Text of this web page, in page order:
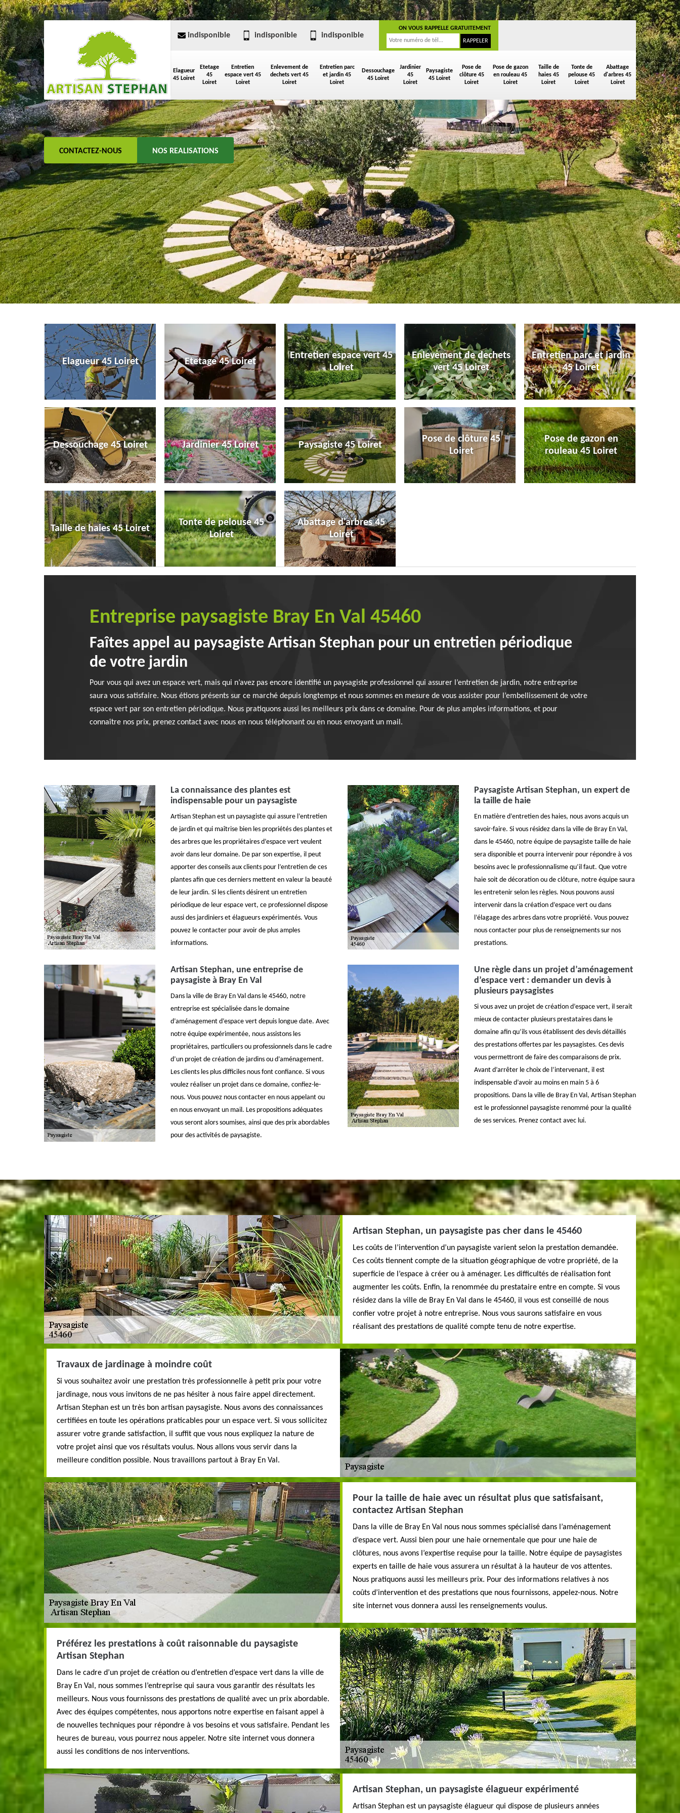
Elagueur
45 Loiret
Etetage
45
Loiret
Entretien
espace vert 45
Loiret
Enlevement de
dechets vert 45
Loiret
Entretien parc
et jardin 45
Loiret
Dessouchage
45 Loiret
Jardinier
45
Loiret
Paysagiste
45 Loiret
Pose de
clôture 45
Loiret
Pose de gazon
en rouleau 45
Loiret
Taille de
haies 45
Loiret
Tonte de
pelouse 45
Loiret
Abattage
d'arbres 45
Loiret
indisponible indisponible indisponible
ON VOUS RAPPELLE GRATUITEMENT
CONTACTEZ-NOUS NOS REALISATIONS
Elagueur 45 Loiret Etetage 45 Loiret
Entretien espace vert 45
Loiret
Enlevement de dechets
vert 45 Loiret
Entretien parc et jardin
45 Loiret
Dessouchage 45 Loiret Jardinier 45 Loiret Paysagiste 45 Loiret
Pose de clôture 45
Loiret
Pose de gazon en
rouleau 45 Loiret
Taille de haies 45 Loiret
Tonte de pelouse 45
Loiret
Abattage d'arbres 45
Loiret
Entreprise paysagiste Bray En Val 45460
Faîtes appel au paysagiste Artisan Stephan pour un entretien périodique
de votre jardin
Pour vous qui avez un espace vert, mais qui n’avez pas encore identifié un paysagiste professionnel qui assurer l’entretien de jardin, notre entreprise
saura vous satisfaire. Nous étions présents sur ce marché depuis longtemps et nous sommes en mesure de vous assister pour l’embellissement de votre
espace vert par son entretien périodique. Nous pratiquons aussi les meilleurs prix dans ce domaine. Pour de plus amples informations, et pour
connaître nos prix, prenez contact avec nous en nous téléphonant ou en nous envoyant un mail.
La connaissance des plantes est
indispensable pour un paysagiste
Artisan Stephan est un paysagiste qui assure l’entretien
de jardin et qui maîtrise bien les propriétés des plantes et
des arbres que les propriétaires d’espace vert veulent
avoir dans leur domaine. De par son expertise, il peut
apporter des conseils aux clients pour l’entretien de ces
plantes afin que ces derniers mettent en valeur la beauté
de leur jardin. Si les clients désirent un entretien
périodique de leur espace vert, ce professionnel dispose
aussi des jardiniers et élagueurs expérimentés. Vous
pouvez le contacter pour avoir de plus amples
informations.
Paysagiste Artisan Stephan, un expert de
la taille de haie
En matière d’entretien des haies, nous avons acquis un
savoir-faire. Si vous résidez dans la ville de Bray En Val,
dans le 45460, notre équipe de paysagiste taille de haie
sera disponible et pourra intervenir pour répondre à vos
besoins avec le professionnalisme qu’il faut. Que votre
haie soit de décoration ou de clôture, notre équipe saura
les entretenir selon les règles. Nous pouvons aussi
intervenir dans la création d’espace vert ou dans
l’élagage des arbres dans votre propriété. Vous pouvez
nous contacter pour plus de renseignements sur nos
prestations.
Artisan Stephan, une entreprise de
paysagiste à Bray En Val
Dans la ville de Bray En Val dans le 45460, notre
entreprise est spécialisée dans le domaine
d’aménagement d’espace vert depuis longue date. Avec
notre équipe expérimentée, nous assistons les
propriétaires, particuliers ou professionnels dans le cadre
d’un projet de création de jardins ou d’aménagement.
Les clients les plus difficiles nous font confiance. Si vous
voulez réaliser un projet dans ce domaine, confiez-le-
nous. Vous pouvez nous contacter en nous appelant ou
en nous envoyant un mail. Les propositions adéquates
vous seront alors soumises, ainsi que des prix abordables
pour des activités de paysagiste.
Une règle dans un projet d’aménagement
d’espace vert : demander un devis à
plusieurs paysagistes
Si vous avez un projet de création d’espace vert, il serait
mieux de contacter plusieurs prestataires dans le
domaine afin qu’ils vous établissent des devis détaillés
des prestations offertes par les paysagistes. Ces devis
vous permettront de faire des comparaisons de prix.
Avant d’arrêter le choix de l’intervenant, il est
indispensable d’avoir au moins en main 5 à 6
propositions. Dans la ville de Bray En Val, Artisan Stephan
est le professionnel paysagiste renommé pour la qualité
de ses services. Prenez contact avec lui.
Artisan Stephan, un paysagiste pas cher dans le 45460
Les coûts de l’intervention d’un paysagiste varient selon la prestation demandée.
Ces coûts tiennent compte de la situation géographique de votre propriété, de la
superficie de l’espace à créer ou à aménager. Les difficultés de réalisation font
augmenter les coûts. Enfin, la renommée du prestataire entre en compte. Si vous
résidez dans la ville de Bray En Val dans le 45460, il vous est conseillé de nous
confier votre projet à notre entreprise. Nous vous saurons satisfaire en vous
réalisant des prestations de qualité compte tenu de notre expertise.
Travaux de jardinage à moindre coût
Si vous souhaitez avoir une prestation très professionnelle à petit prix pour votre
jardinage, nous vous invitons de ne pas hésiter à nous faire appel directement.
Artisan Stephan est un très bon artisan paysagiste. Nous avons des connaissances
certifiées en toute les opérations praticables pour un espace vert. Si vous sollicitez
assurer votre grande satisfaction, il suffit que vous nous expliquez la nature de
votre projet ainsi que vos résultats voulus. Nous allons vous servir dans la
meilleure condition possible. Nous travaillons partout à Bray En Val.
Pour la taille de haie avec un résultat plus que satisfaisant,
contactez Artisan Stephan
Dans la ville de Bray En Val nous nous sommes spécialisé dans l’aménagement
d’espace vert. Aussi bien pour une haie ornementale que pour une haie de
clôtures, nous avons l’expertise requise pour la taille. Notre équipe de paysagistes
experts en taille de haie vous assurera un résultat à la hauteur de vos attentes.
Nous pratiquons aussi les meilleurs prix. Pour des informations relatives à nos
coûts d’intervention et des prestations que nous fournissons, appelez-nous. Notre
site internet vous donnera aussi les renseignements voulus.
Préférez les prestations à coût raisonnable du paysagiste
Artisan Stephan
Dans le cadre d’un projet de création ou d’entretien d’espace vert dans la ville de
Bray En Val, nous sommes l’entreprise qui saura vous garantir des résultats les
meilleurs. Nous vous fournissons des prestations de qualité avec un prix abordable.
Avec des équipes compétentes, nous apportons notre expertise en faisant appel à
de nouvelles techniques pour répondre à vos besoins et vous satisfaire. Pendant les
heures de bureau, vous pourrez nous appeler. Notre site internet vous donnera
aussi les conditions de nos interventions.
Artisan Stephan, un paysagiste élagueur expérimenté
Artisan Stephan est un paysagiste élagueur qui dispose de plusieurs années